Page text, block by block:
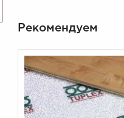
Рекомендуем